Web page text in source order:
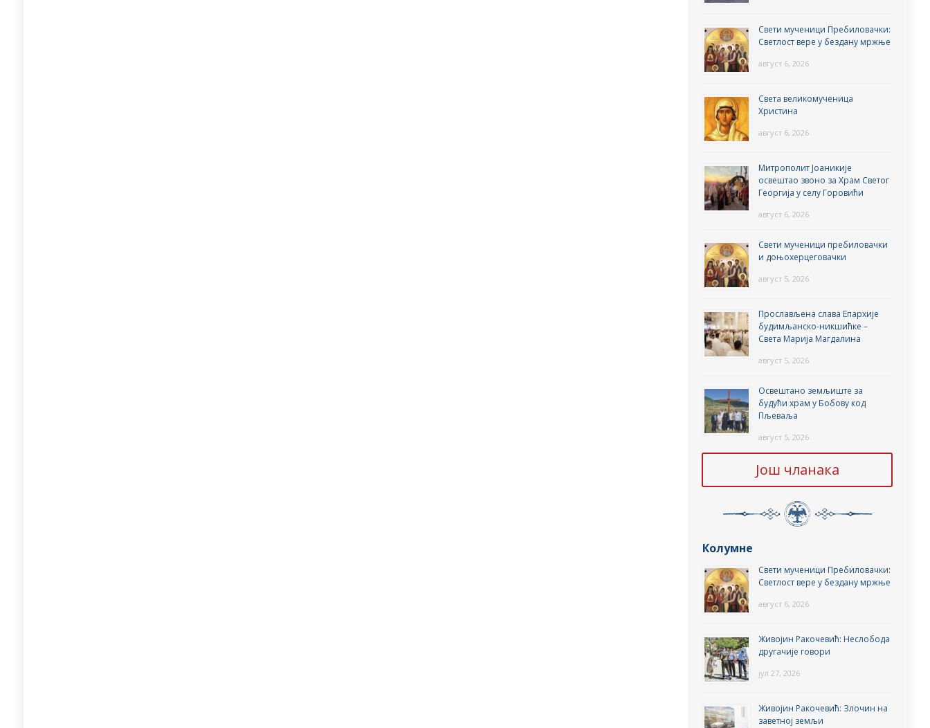
Свети мученици Пребиловачки:
Светлост вере у бездану мржње
август 6, 2026
Света великомученица
Христина
август 6, 2026
Митрополит Јоаникије
освештао звоно за Храм Светог
Георгија у селу Горовићи
август 6, 2026
Свети мученици пребиловачки
и доњохерцеговачки
август 5, 2026
Прослављена слава Епархије
будимљанско-никшићке –
Света Марија Магдалина
август 5, 2026
Освештано земљиште за
будући храм у Бобову код
Пљеваља
август 5, 2026
Још чланака
Колумне
Свети мученици Пребиловачки:
Светлост вере у бездану мржње
август 6, 2026
Живојин Ракочевић: Неслобода
другачије говори
јул 27, 2026
Живојин Ракочевић: Злочин на
заветној земљи